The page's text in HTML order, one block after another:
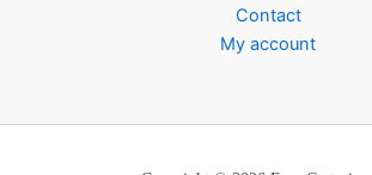
Contact
My account